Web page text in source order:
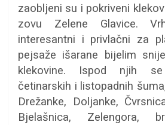
zaobljeni su i pokriveni
zovu Zelene Glavice.
interesantni i privlačni za
pejsaže išarane bijelim
klekovine. Ispod njih
četinarskih i listopadnih
Drežanke, Doljanke,
Bjelašnica, Zelengora,